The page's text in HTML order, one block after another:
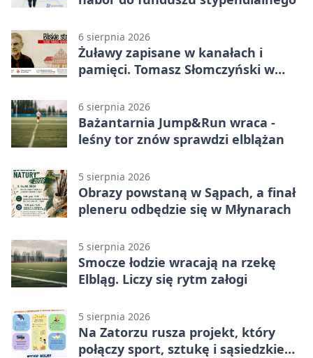
6 sierpnia 2026
Żuławy zapisane w kanałach i
pamięci. Tomasz Słomczyński w
6 sierpnia 2026
Bażantarnia Jump&Run wraca -
leśny tor znów sprawdzi elblążan
5 sierpnia 2026
Obrazy powstaną w Sąpach, a finał
pleneru odbędzie się w Młynarach
5 sierpnia 2026
Smocze łodzie wracają na rzekę
Elbląg. Liczy się rytm załogi
5 sierpnia 2026
Na Zatorzu rusza projekt, który
połączy sport, sztukę i sąsiedzkie